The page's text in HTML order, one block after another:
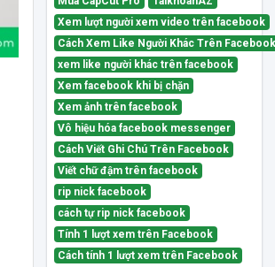
Xem lượt người xem video trên facebook
Cách Xem Like Người Khác Trên
xem like người khác trên facebook
Xem facebook khi bị chặn
Xem ảnh trên facebook
Vô hiệu hóa facebook messenger
Cách Viết Ghi Chú Trên Facebook
Viết chữ đậm trên facebook
rip nick facebook
cách tự rip nick facebook
Tính 1 lượt xem trên Facebook
Cách tính 1 lượt xem trên Facebook